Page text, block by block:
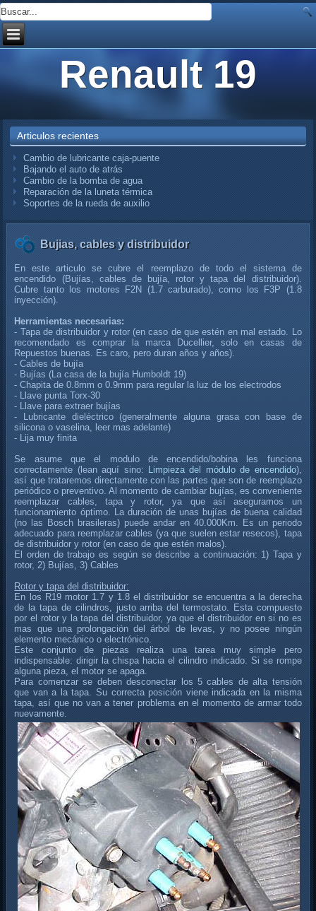
Renault 19
Articulos recientes
Cambio de lubricante caja-puente
Bajando el auto de atrás
Cambio de la bomba de agua
Reparación de la luneta térmica
Soportes de la rueda de auxilio
Bujias, cables y distribuidor
En este articulo se cubre el reemplazo de todo el sistema de
encendido (Bujías, cables de bujía, rotor y tapa del distribuidor).
Cubre tanto los motores F2N (1.7 carburado), como los F3P (1.8
inyección).
Herramientas necesarias:
- Tapa de distribuidor y rotor (en caso de que estén en mal estado. Lo
recomendado es comprar la marca Ducellier, solo en casas de
Repuestos buenas. Es caro, pero duran años y años).
- Cables de bujía
- Bujías (La casa de la bujía Humboldt 19)
- Chapita de 0.8mm o 0.9mm para regular la luz de los electrodos
- Llave punta Torx-30
- Llave para extraer bujías
- Lubricante dieléctrico (generalmente alguna grasa con base de
silicona o vaselina, leer mas adelante)
- Lija muy finita
Se asume que el modulo de encendido/bobina les funciona
correctamente (lean aquí sino: Limpieza del módulo de encendido),
así que trataremos directamente con las partes que son de reemplazo
periódico o preventivo. Al momento de cambiar bujías, es conveniente
reemplazar cables, tapa y rotor, ya que así aseguramos un
funcionamiento óptimo. La duración de unas bujías de buena calidad
(no las Bosch brasileras) puede andar en 40.000Km. Es un periodo
adecuado para reemplazar cables (ya que suelen estar resecos), tapa
de distribuidor y rotor (en caso de que estén malos).
El orden de trabajo es según se describe a continuación: 1) Tapa y
rotor, 2) Bujías, 3) Cables
Rotor y tapa del distribuidor:
En los R19 motor 1.7 y 1.8 el distribuidor se encuentra a la derecha
de la tapa de cilindros, justo arriba del termostato. Esta compuesto
por el rotor y la tapa del distribuidor, ya que el distribuidor en si no es
mas que una prolongación del árbol de levas, y no posee ningún
elemento mecánico o electrónico.
Este conjunto de piezas realiza una tarea muy simple pero
indispensable: dirigir la chispa hacia el cilindro indicado. Si se rompe
alguna pieza, el motor se apaga.
Para comenzar se deben desconectar los 5 cables de alta tensión
que van a la tapa. Su correcta posición viene indicada en la misma
tapa, así que no van a tener problema en el momento de armar todo
nuevamente.